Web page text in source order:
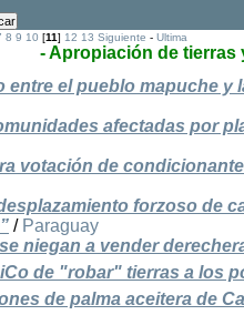
8 9 10 [11]12 13 Siguiente -Ultima
- Apropiación de tierras
el pueblo mapuche y
afectadas por
votación de
forzoso de
/ Paraguay
niegan a vender
de "robar" tierras a los
de palma aceitera de